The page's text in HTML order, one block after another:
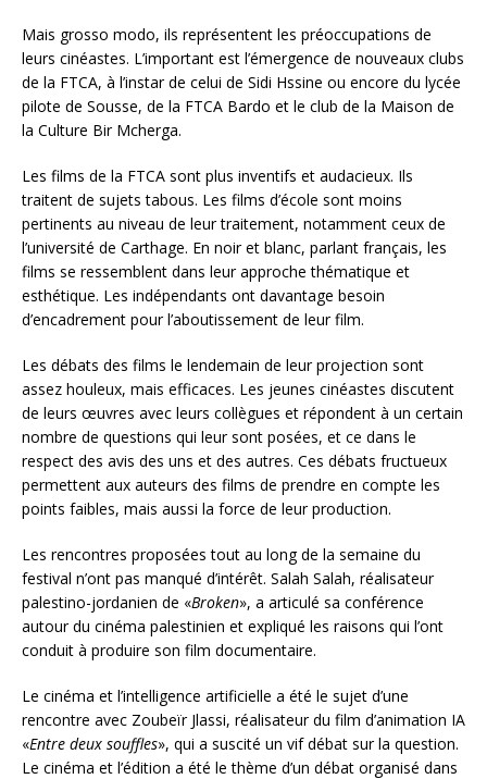
Mais grosso modo, ils représentent les préoccupations de
leurs cinéastes. L’important est l’émergence de nouveaux clubs
de la FTCA, à l’instar de celui de Sidi Hssine ou encore du lycée
pilote de Sousse, de la FTCA Bardo et le club de la Maison de
la Culture Bir Mcherga.
Les films de la FTCA sont plus inventifs et audacieux. Ils
traitent de sujets tabous. Les films d’école sont moins
pertinents au niveau de leur traitement, notamment ceux de
l’université de Carthage. En noir et blanc, parlant français, les
films se ressemblent dans leur approche thématique et
esthétique. Les indépendants ont davantage besoin
d’encadrement pour l’aboutissement de leur film.
Les débats des films le lendemain de leur projection sont
assez houleux, mais efficaces. Les jeunes cinéastes discutent
de leurs œuvres avec leurs collègues et répondent à un certain
nombre de questions qui leur sont posées, et ce dans le
respect des avis des uns et des autres. Ces débats fructueux
permettent aux auteurs des films de prendre en compte les
points faibles, mais aussi la force de leur production.
Les rencontres proposées tout au long de la semaine du
festival n’ont pas manqué d’intérêt. Salah Salah, réalisateur
palestino-jordanien de «Broken», a articulé sa conférence
autour du cinéma palestinien et expliqué les raisons qui l’ont
conduit à produire son film documentaire.
Le cinéma et l’intelligence artificielle a été le sujet d’une
rencontre avec Zoubeïr Jlassi, réalisateur du film d’animation IA
«Entre deux souffles», qui a suscité un vif débat sur la question.
Le cinéma et l’édition a été le thème d’un débat organisé dans